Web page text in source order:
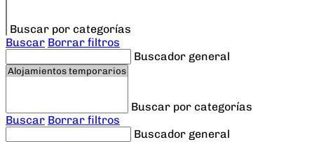
Buscar por categorías
Buscar Borrar filtros
Buscador general
Buscar por categorías
Buscar Borrar filtros
Buscador general